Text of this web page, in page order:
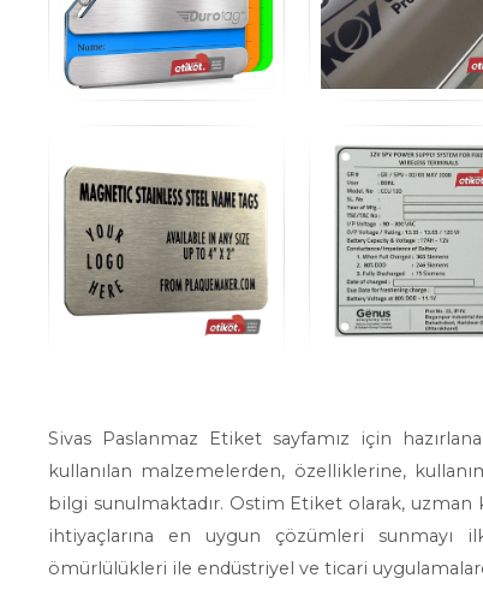
Sivas Paslanmaz Etiket sayfamız için
kullanılan malzemelerden, özelliklerine,
bilgi sunulmaktadır. Ostim Etiket olarak,
ihtiyaçlarına en uygun çözümleri sunmayı
ömürlülükleri ile endüstriyel ve ticari